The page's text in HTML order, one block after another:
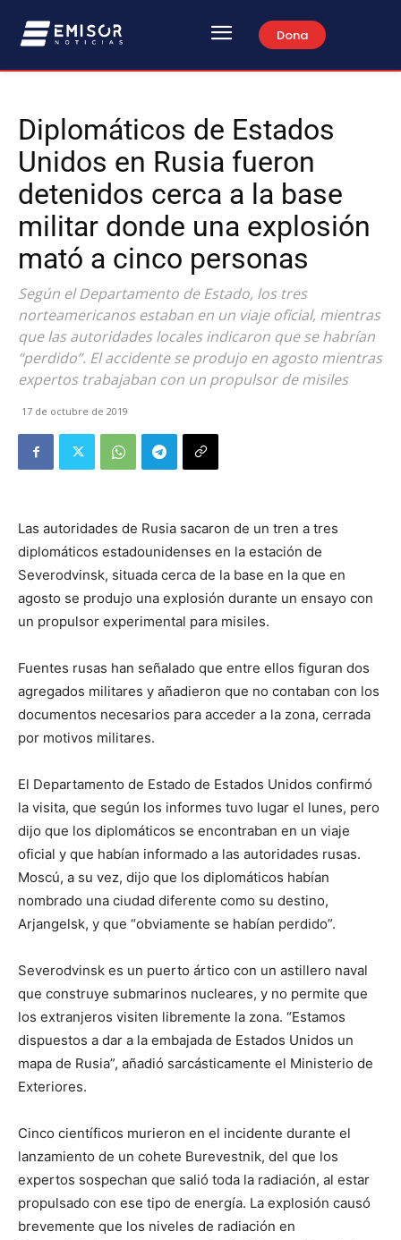
Dona
Diplomáticos de Estados
Unidos en Rusia fueron
detenidos cerca a la base
militar donde una explosión
mató a cinco personas
Según el Departamento de Estado, los tres
norteamericanos estaban en un viaje oficial, mientras
que las autoridades locales indicaron que se habrían
“perdido”. El accidente se produjo en agosto mientras
expertos trabajaban con un propulsor de misiles
17 de octubre de 2019
Las autoridades de Rusia sacaron de un tren a tres
diplomáticos estadounidenses en la estación de
Severodvinsk, situada cerca de la base en la que en
agosto se produjo una explosión durante un ensayo con
un propulsor experimental para misiles.
Fuentes rusas han señalado que entre ellos figuran dos
agregados militares y añadieron que no contaban con los
documentos necesarios para acceder a la zona, cerrada
por motivos militares.
El Departamento de Estado de Estados Unidos confirmó
la visita, que según los informes tuvo lugar el lunes, pero
dijo que los diplomáticos se encontraban en un viaje
oficial y que habían informado a las autoridades rusas.
Moscú, a su vez, dijo que los diplomáticos habían
nombrado una ciudad diferente como su destino,
Arjangelsk, y que “obviamente se habían perdido”.
Severodvinsk es un puerto ártico con un astillero naval
que construye submarinos nucleares, y no permite que
los extranjeros visiten libremente la zona. “Estamos
dispuestos a dar a la embajada de Estados Unidos un
mapa de Rusia”, añadió sarcásticamente el Ministerio de
Exteriores.
Cinco científicos murieron en el incidente durante el
lanzamiento de un cohete Burevestnik, del que los
expertos sospechan que salió toda la radiación, al estar
propulsado con ese tipo de energía. La explosión causó
brevemente que los niveles de radiación en